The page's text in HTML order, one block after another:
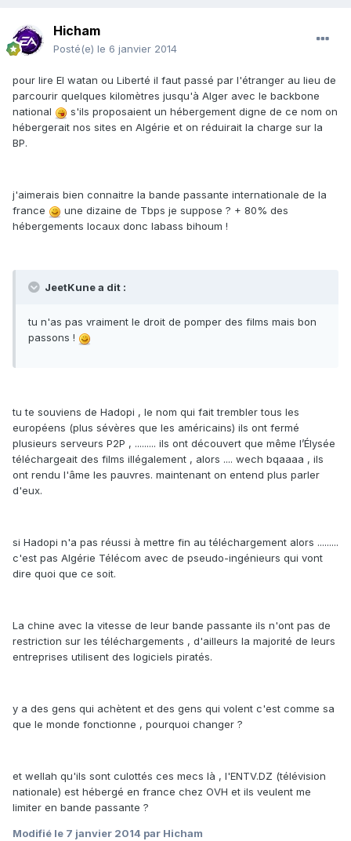
Hicham
Posté(e) le 6 janvier 2014
pour lire El watan ou Liberté il faut passé par l'étranger au lieu de
parcourir quelques kilomètres jusqu'à Alger avec le backbone
national
s'ils proposaient un hébergement digne de ce nom on
hébergerait nos sites en Algérie et on réduirait la charge sur la
BP.
j'aimerais bien connaitre la bande passante internationale de la
france
une dizaine de Tbps je suppose ? + 80% des
hébergements locaux donc labass bihoum !
JeetKune a dit :
tu n'as pas vraiment le droit de pomper des films mais bon
passons !
tu te souviens de Hadopi , le nom qui fait trembler tous les
européens (plus sévères que les américains) ils ont fermé
plusieurs serveurs P2P , ......... ils ont découvert que même l’Élysée
téléchargeait des films illégalement , alors .... wech bqaaaa , ils
ont rendu l'âme les pauvres. maintenant on entend plus parler
d'eux.
si Hadopi n'a pas réussi à mettre fin au téléchargement alors .........
c'est pas Algérie Télécom avec de pseudo-ingénieurs qui vont
dire quoi que ce soit.
La chine avec la vitesse de leur bande passante ils n'ont pas de
restriction sur les téléchargements , d'ailleurs la majorité de leurs
entreprises utilisent des logiciels piratés.
y a des gens qui achètent et des gens qui volent c'est comme sa
que le monde fonctionne , pourquoi changer ?
et wellah qu'ils sont culottés ces mecs là , l'ENTV.DZ (télévision
nationale) est hébergé en france chez OVH et ils veulent me
limiter en bande passante ?
Modifié le 7 janvier 2014 par Hicham